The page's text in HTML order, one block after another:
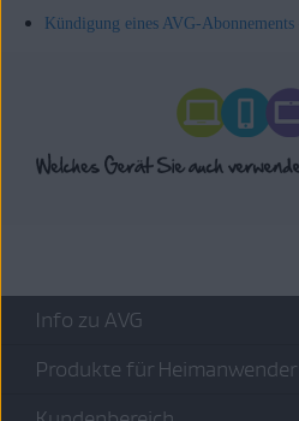
Kündigung eines AVG-Abonnements
Info zu AVG
Produkte für Heimanwender